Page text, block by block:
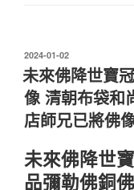
發
佈
於
2024-01-02
未來佛降世寶
像 清朝布袋和
店師兄已將佛
未來佛降世
品彌勒佛銅